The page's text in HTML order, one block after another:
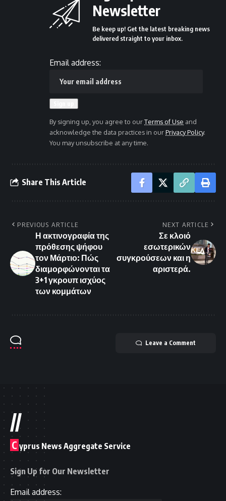
Newsletter
Be keep up! Get the latest breaking news
delivered straight to your inbox.
Email address:
By signing up, you agree to ourTerms of Use and
acknowledge the data practices in ourPrivacy Policy.
You may unsubscribe at any time.
Share This Article
PREVIOUS ARTICLE
Η ακτινογραφία της
πρόθεσης ψήφου
τον Μάρτιο: Πώς
διαμορφώνονται τα
3+1 γκρουπ ισχύος
των κομμάτων
NEXT ARTICLE
Σε κλοιό
εσωτερικών
συγκρούσεων και η
αριστερά.
Leave a Comment
//
C yprus News Aggregate Service
Sign Up for Our Newsletter
Email address: